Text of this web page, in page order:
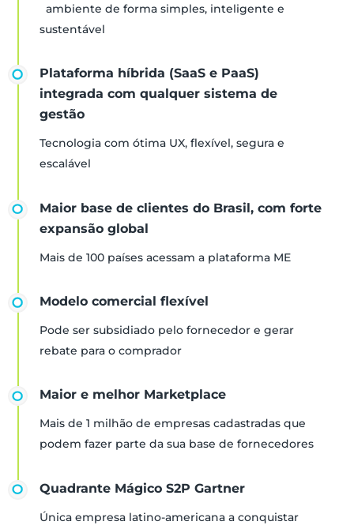
ambiente de forma simples, inteligente e
sustentável
Plataforma híbrida (SaaS e PaaS)
integrada com qualquer sistema de
gestão
Tecnologia com ótima UX, flexível, segura e
escalável
Maior base de clientes do Brasil, com forte
expansão global
Mais de 100 países acessam a plataforma ME
Modelo comercial flexível
Pode ser subsidiado pelo fornecedor e gerar
rebate para o comprador
Maior e melhor Marketplace
Mais de 1 milhão de empresas cadastradas que
podem fazer parte da sua base de fornecedores
Quadrante Mágico S2P Gartner
Única empresa latino-americana a conquistar